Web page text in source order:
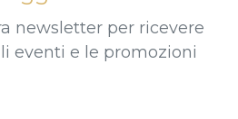
newsletter per ricevere
eventi e le promozioni